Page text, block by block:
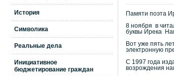
История
Символика
Реальные дела
Инициативное
бюджетирование граждан
Памяти поэта
8 ноября в
буквы Ирека
Вот уже пять
электронную
С 1997 года
возрождения